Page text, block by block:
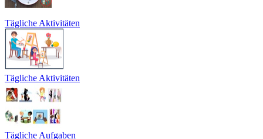
Tägliche Aktivitäten
Tägliche Aktivitäten
Tägliche Aufgaben